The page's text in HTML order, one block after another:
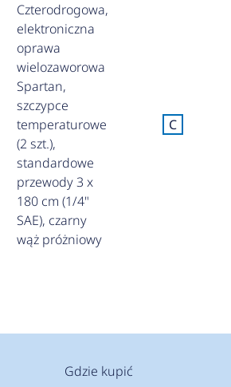
Czterodrogowa,
elektroniczna
oprawa
wielozaworowa
Spartan,
szczypce
temperaturowe
(2 szt.),
standardowe
przewody 3 x
180 cm (1/4"
SAE), czarny
wąż próżniowy
C
Gdzie kupić